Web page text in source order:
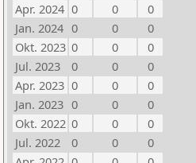
Apr. 2024 0 0
0
Jan. 2024 0 0
0
Okt. 2023 0 0
0
Jul. 2023
0 0
0
Apr. 2023 0 0
0
Jan. 2023 0 0
0
Okt. 2022 0 0
0
Jul. 2022
0 0
0